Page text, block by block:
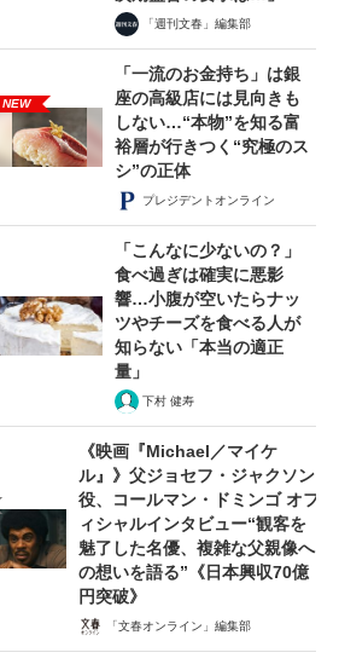
「週刊文春」編集部
NEW
「一流のお金持ち」は銀
座の高級店には見向きも
しない…“本物”を知る富
裕層が行きつく“究極のス
シ”の正体
プレジデントオンライン
「こんなに少ないの？」
食べ過ぎは確実に悪影
響…小腹が空いたらナッ
ツやチーズを食べる人が
知らない「本当の適正
量」
下村 健寿
《映画『Michael／マイケ
ル』》父ジョセフ・ジャクソン
役、コールマン・ドミンゴ オフ
ィシャルインタビュー“観客を
魅了した名優、複雑な父親像へ
の想いを語る”《日本興収70億
円突破》
「文春オンライン」編集部